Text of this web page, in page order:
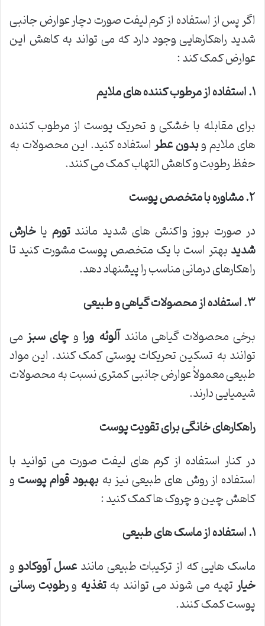
اگر پس از استفاده از کرم لیفت صورت دچار عوارض جانبی
شدید راهکارهایی وجود دارد که می تواند به کاهش این
عوارض کمک کند :
۱.استفاده از مرطوب کننده های ملایم
برای مقابله با خشکی و تحریک پوست از مرطوب کننده
های ملایم وبدون عطراستفاده کنید. این محصولات به
حفظ رطوبت و کاهش التهاب کمک می کنند.
۲.مشاوره با متخصص پوست
در صورت بروز واکنش های شدید مانندتورم یا خارش
شدیدبهتر است با یک متخصص پوست مشورت کنید تا
راهکارهای درمانی مناسب را پیشنهاد دهد.
۳.استفاده از محصولات گیاهی و طبیعی
برخی محصولات گیاهی مانندآلوئه ورا و چای سبزمی
توانند به تسکین تحریکات پوستی کمک کنند. این مواد
طبیعی معمولاً عوارض جانبی کمتری نسبت به محصولات
شیمیایی دارند.
راهکارهای خانگی برای تقویت پوست
در کنار استفاده از کرم های لیفت صورت می توانید با
استفاده از روش های طبیعی نیز بهبهبود قوام پوستو
کاهش چین و چروک ها کمک کنید :
۱.استفاده از ماسک های طبیعی
ماسک هایی که از ترکیبات طبیعی مانندعسلآووکادوو
خیارتهیه می شوند می توانند بهتغذیه ورطوبت رسانی
پوست کمک کنند.